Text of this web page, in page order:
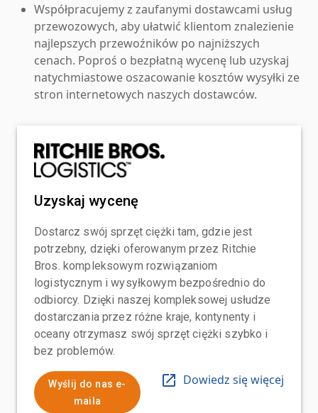
Współpracujemy z zaufanymi dostawcami usług
przewozowych, aby ułatwić klientom znalezienie
najlepszych przewoźników po najniższych
cenach. Poproś o bezpłatną wycenę lub uzyskaj
natychmiastowe oszacowanie kosztów wysyłki ze
stron internetowych naszych dostawców.
Uzyskaj wycenę
Dostarcz swój sprzęt ciężki tam, gdzie jest
potrzebny, dzięki oferowanym przez Ritchie
Bros. kompleksowym rozwiązaniom
logistycznym i wysyłkowym bezpośrednio do
odbiorcy. Dzięki naszej kompleksowej usłudze
dostarczania przez różne kraje, kontynenty i
oceany otrzymasz swój sprzęt ciężki szybko i
bez problemów.
Wyślij do nas e-
maila
Dowiedz się więcej